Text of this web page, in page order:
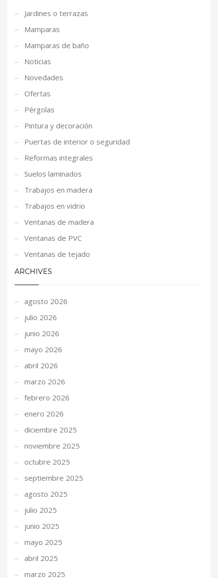
Jardines o terrazas
Mamparas
Mamparas de baño
Noticias
Novedades
Ofertas
Pérgolas
Pintura y decoración
Puertas de interior o seguridad
Reformas integrales
Suelos laminados
Trabajos en madera
Trabajos en vidrio
Ventanas de madera
Ventanas de PVC
Ventanas de tejado
ARCHIVES
agosto 2026
julio 2026
junio 2026
mayo 2026
abril 2026
marzo 2026
febrero 2026
enero 2026
diciembre 2025
noviembre 2025
octubre 2025
septiembre 2025
agosto 2025
julio 2025
junio 2025
mayo 2025
abril 2025
marzo 2025